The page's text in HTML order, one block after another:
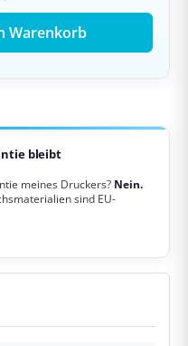
den
Warenkorb
bleibt
meines Druckers? Nein.
sind EU-